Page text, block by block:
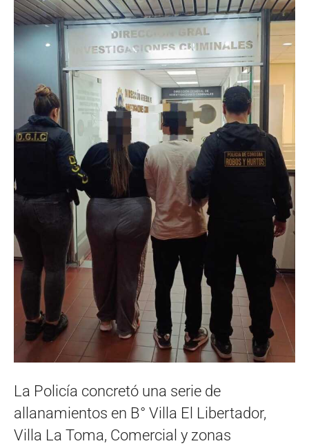
La Policía concretó una serie de
allanamientos en B° Villa El Libertador,
Villa La Toma, Comercial y zonas